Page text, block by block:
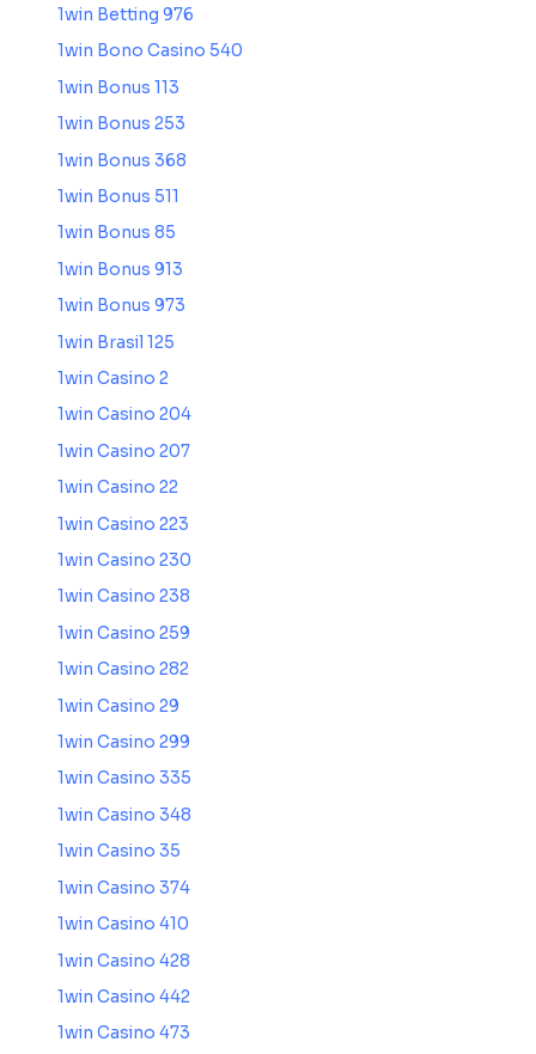
1win Betting 976
1win Bono Casino 540
1win Bonus 113
1win Bonus 253
1win Bonus 368
1win Bonus 511
1win Bonus 85
1win Bonus 913
1win Bonus 973
1win Brasil 125
1win Casino 2
1win Casino 204
1win Casino 207
1win Casino 22
1win Casino 223
1win Casino 230
1win Casino 238
1win Casino 259
1win Casino 282
1win Casino 29
1win Casino 299
1win Casino 335
1win Casino 348
1win Casino 35
1win Casino 374
1win Casino 410
1win Casino 428
1win Casino 442
1win Casino 473